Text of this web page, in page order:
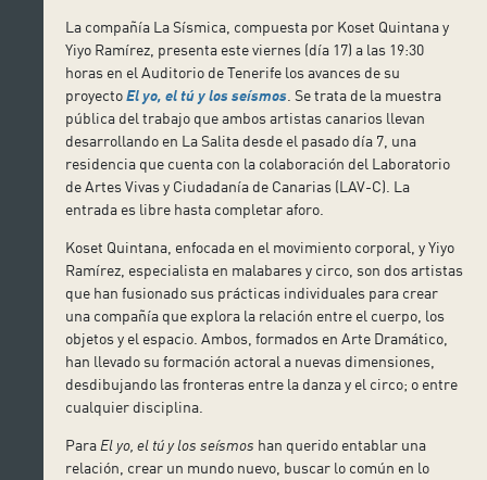
La compañía La Sísmica, compuesta por Koset Quintana y
Yiyo Ramírez, presenta este viernes (día 17) a las 19:30
horas en el Auditorio de Tenerife los avances de su
proyectoEl yo, el tú y los seísmos . Se trata de la muestra
pública del trabajo que ambos artistas canarios llevan
desarrollando en La Salita desde el pasado día 7, una
residencia que cuenta con la colaboración del Laboratorio
de Artes Vivas y Ciudadanía de Canarias (LAV-C). La
entrada es libre hasta completar aforo.
Koset Quintana, enfocada en el movimiento corporal, y Yiyo
Ramírez, especialista en malabares y circo, son dos artistas
que han fusionado sus prácticas individuales para crear
una compañía que explora la relación entre el cuerpo, los
objetos y el espacio. Ambos, formados en Arte Dramático,
han llevado su formación actoral a nuevas dimensiones,
desdibujando las fronteras entre la danza y el circo; o entre
cualquier disciplina.
Para El yo, el tú y los seísmos han querido entablar una
relación, crear un mundo nuevo, buscar lo común en lo